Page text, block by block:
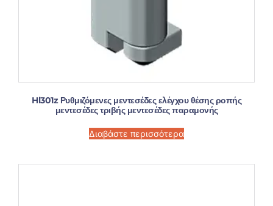
Hl301z Ρυθμιζόμενες μεντεσέδες ελέγχου θέσης ροπής
μεντεσέδες τριβής μεντεσέδες παραμονής
Διαβάστε περισσότερα